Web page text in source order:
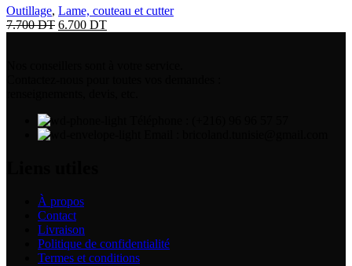
Outillage, Lame, couteau et cutter
7.700DT 6.700 DT
À propos
Contact
Livraison
Politique de confidentialité
Termes et conditions